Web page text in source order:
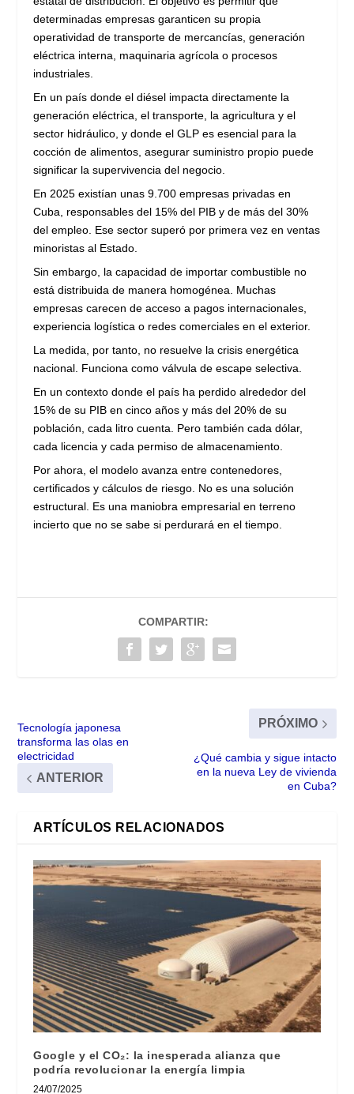
determinadas empresas garanticen su propia
operatividad de transporte de mercancías, generación
eléctrica interna, maquinaria agrícola o procesos
industriales.
En un país donde el diésel impacta directamente la
generación eléctrica, el transporte, la agricultura y el
sector hidráulico, y donde el GLP es esencial para la
cocción de alimentos, asegurar suministro propio puede
significar la supervivencia del negocio.
En 2025 existían unas 9.700 empresas privadas en
Cuba, responsables del 15% del PIB y de más del 30%
del empleo. Ese sector superó por primera vez en ventas
minoristas al Estado.
Sin embargo, la capacidad de importar combustible no
está distribuida de manera homogénea. Muchas
empresas carecen de acceso a pagos internacionales,
experiencia logística o redes comerciales en el exterior.
La medida, por tanto, no resuelve la crisis energética
nacional. Funciona como válvula de escape selectiva.
En un contexto donde el país ha perdido alrededor del
15% de su PIB en cinco años y más del 20% de su
población, cada litro cuenta. Pero también cada dólar,
cada licencia y cada permiso de almacenamiento.
Por ahora, el modelo avanza entre contenedores,
certificados y cálculos de riesgo. No es una solución
estructural. Es una maniobra empresarial en terreno
incierto que no se sabe si perdurará en el tiempo.
COMPARTIR:
Tecnología japonesa
transforma las olas en
electricidad
ANTERIOR
PRÓXIMO
¿Qué cambia y sigue intacto
en la nueva Ley de vivienda
en Cuba?
ARTÍCULOS RELACIONADOS
Google y el CO₂: la inesperada alianza que
podría revolucionar la energía limpia
24/07/2025